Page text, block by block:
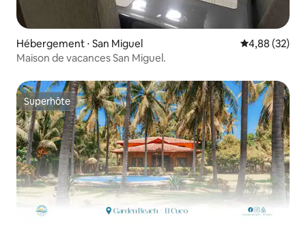
Hébergement ⋅ San Miguel Évaluation
4,88 (32)
Maison de vacances San Miguel.
Superhôte
Superhôte